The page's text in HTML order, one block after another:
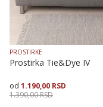
PROSTIRKE
Prostirka Tie&Dye IV
1.190,00 RSD
1.390,00RSD